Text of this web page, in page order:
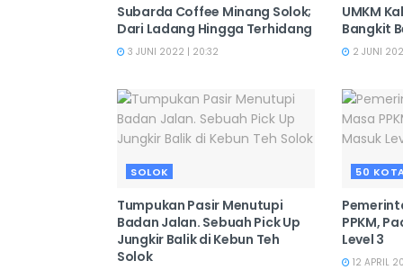
Subarda Coffee Minang Solok;
Dari Ladang Hingga Terhidang
3 JUNI 2022 | 20:32
UMKM
Bangkit
2 JUNI
SOLOK
Tumpukan Pasir Menutupi
Badan Jalan. Sebuah Pick Up
Jungkir Balik di Kebun Teh
Solok
50
PPKM,
Level 3
12 APRIL